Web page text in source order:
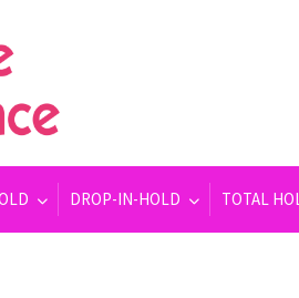
DROP-IN-HOLD TOTAL